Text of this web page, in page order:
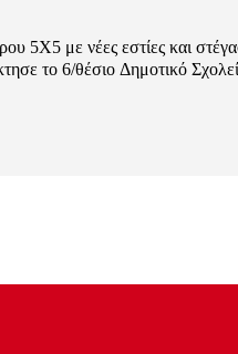
5Χ5 με νέες εστίες και
το 6/θέσιο Δημοτικό